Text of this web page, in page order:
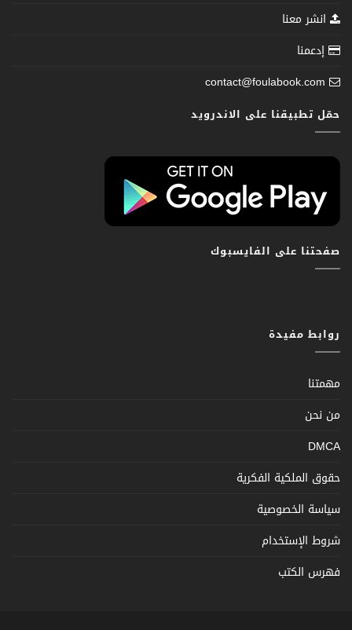
انشر معنا
إدعمنا
contact@foulabook.com
حمّل تطبيقنا على الاندرويد
صفحتنا على الفايسبوك
روابط مفيدة
مهمتنا
من نحن
DMCA
حقوق الملكية الفكرية
سياسة الخصوصية
شروط الإستخدام
فهرس الكتب